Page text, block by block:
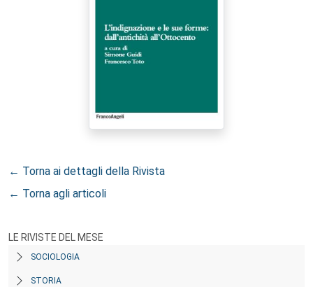
← Torna ai dettagli della Rivista
← Torna agli articoli
LE RIVISTE DEL MESE
SOCIOLOGIA
STORIA